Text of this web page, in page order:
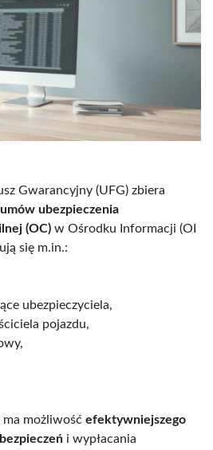
Gwarancyjny (UFG) zbiera
umów ubezpieczenia
(OC) w Ośrodku Informacji (OI
się m.in.:
ubezpieczyciela,
pojazdu,
ma możliwość efektywniejszego
i wypłacania